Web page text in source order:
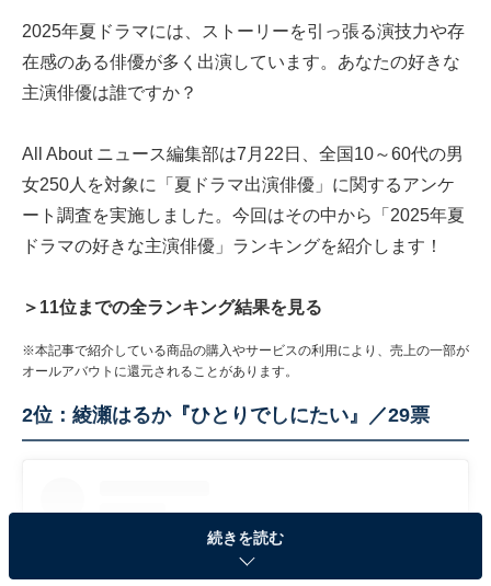
2025年夏ドラマには、ストーリーを引っ張る演技力や存
在感のある俳優が多く出演しています。あなたの好きな
主演俳優は誰ですか？
All About ニュース編集部は7月22日、全国10～60代の男
女250人を対象に「夏ドラマ出演俳優」に関するアンケ
ート調査を実施しました。今回はその中から「2025年夏
ドラマの好きな主演俳優」ランキングを紹介します！
＞11位までの全ランキング結果を見る
※本記事で紹介している商品の購入やサービスの利用により、売上の一部が
オールアバウトに還元されることがあります。
2位：綾瀬はるか『ひとりでしにたい』／29票
続きを読む